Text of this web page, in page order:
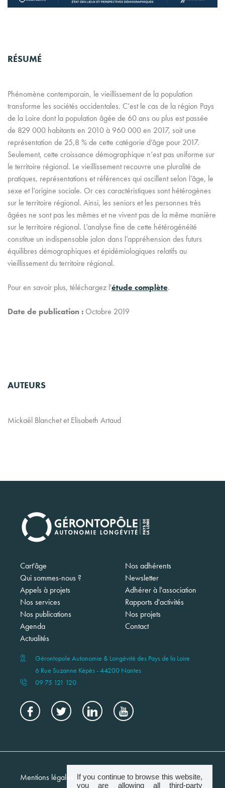
RÉSUMÉ
Phénomène contemporain, le vieillissement de la population
transforme les sociétés occidentales. C’est le cas de la région Pays
de la Loire dont la population âgée de 60 ans ou plus est passée
de 829 000 habitants en 2010 à 960 000 en 2017, soit une
représentation de 25,8 % de cette catégorie d’âge pour 2017.
Seulement, cette croissance démographique n’est pas uniforme sur
le territoire régional. Le vieillissement recouvre une pluralité de
pratiques, représentations et références qui oscillent selon l’âge, le
sexe et l’origine sociale. Or ces caractéristiques sont hétérogènes
sur le territoire régional. Ainsi, les seniors et les personnes très
âgées ne sont pas les mêmes et ne vivent pas de la même manière
sur le territoire régional. L’analyse fine de cette hétérogénéité
constitue un indispensable jalon dans l’appréhension des futurs
équilibres démographiques et épidémiologiques relatifs au
vieillissement du territoire régional.
Pour en savoir plus, téléchargez l'étude complète.
Date de publication :Octobre 2019
AUTEURS
Mickaël Blanchet et Elisabeth Artaud
Navigation
principale
Cart'âge
Qui sommes-nous ?
Appels à projets
Nos services
Nos publications
Agenda
Actualités
Nos adhérents
Newsletter
Adhérer à l'association
Rapports d'activités
Nos projets
Contact
Gérontopole Autonomie & Longévité des Pays de la Loire
6 Rue Suzanne Képès - 44200 Nantes
09 75 121 120
Mentions légales CréditsMenu
footerNewsletter
If you continue to browse this website,
you are allowing all third-party